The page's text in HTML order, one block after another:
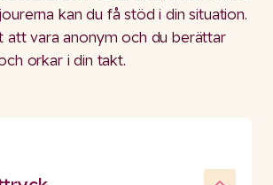
kan du få stöd i din situation.
att vara anonym och du berättar
orkar i din takt.